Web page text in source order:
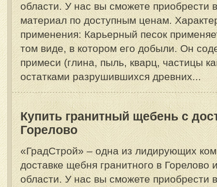
области. У нас вы сможете приобрести
материал по доступным ценам.
применения: Карьерный песок
том виде, в котором его добыли. Он
примеси (глина, пыль, кварц, частицы
остатками разрушившихся древних...
Купить гранитный щебень с
Горелово
«ГрадСтрой» – одна из лидирующих
доставке щебня гранитного в Горелово
области. У нас вы сможете приобрести